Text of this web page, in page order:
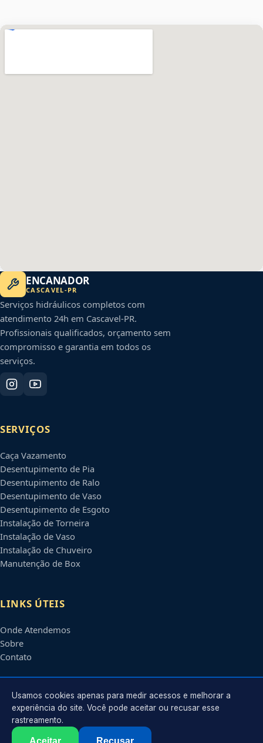
ENCANADOR
CASCAVEL-PR
Serviços hidráulicos completos com
atendimento 24h em Cascavel-PR.
Profissionais qualificados, orçamento sem
compromisso e garantia em todos os
serviços.
SERVIÇOS
Caça Vazamento
Desentupimento de Pia
Desentupimento de Ralo
Desentupimento de Vaso
Desentupimento de Esgoto
Instalação de Torneira
Instalação de Vaso
Instalação de Chuveiro
Manutenção de Box
LINKS ÚTEIS
Onde Atendemos
Sobre
Contato
CONTATO
Atendimento em
contato@encanadoremcascavel.com.br
Usamos cookies apenas para medir acessos e melhorar a
experiência do site. Você pode aceitar ou recusar esse
rastreamento.
Aceitar Recusar